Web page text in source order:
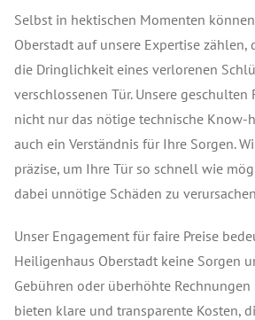
Selbst in hektischen Momenten
Oberstadt auf unsere Expertise zählen,
die Dringlichkeit eines verlorenen
verschlossenen Tür. Unsere geschulten
nicht nur das nötige technische Know-
auch ein Verständnis für Ihre Sorgen.
präzise, um Ihre Tür so schnell wie
dabei unnötige Schäden zu
Unser Engagement für faire Preise
Heiligenhaus Oberstadt keine Sorgen
Gebühren oder überhöhte Rechnungen
bieten klare und transparente Kosten,